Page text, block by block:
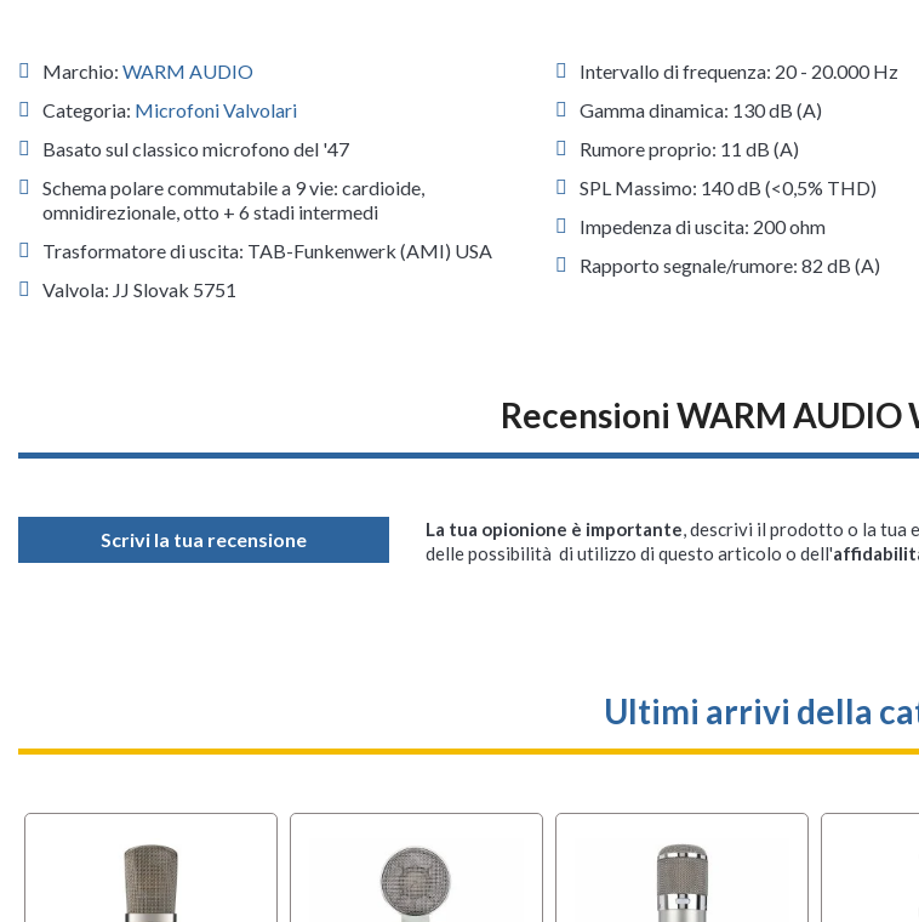
Marchio: WARM AUDIO
Categoria: Microfoni Valvolari
Basato sul classico microfono del '47
Schema polare commutabile a 9 vie: cardioide,
omnidirezionale, otto + 6 stadi intermedi
Trasformatore di uscita: TAB-Funkenwerk (AMI) USA
Valvola: JJ Slovak 5751
Intervallo di frequenza: 20 - 20.000 Hz
Gamma dinamica: 130 dB (A)
Rumore proprio: 11 dB (A)
SPL Massimo: 140 dB (<0,5% THD)
Impedenza di uscita: 200 ohm
Rapporto segnale/rumore: 82 dB (A)
Recensioni WARM AUDIO
Scrivi la tua recensione La tua opionione è importante, descrivi il prodotto o la tua
delle possibilità di utilizzo di questo articolo o dell'
Ultimi arrivi della